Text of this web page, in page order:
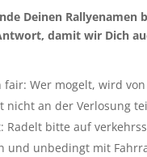
Deinen Rallyenamen
damit wir Dich
fair: Wer mogelt, wird
nicht an der Verlosung
Radelt bitte auf
und unbedingt mit